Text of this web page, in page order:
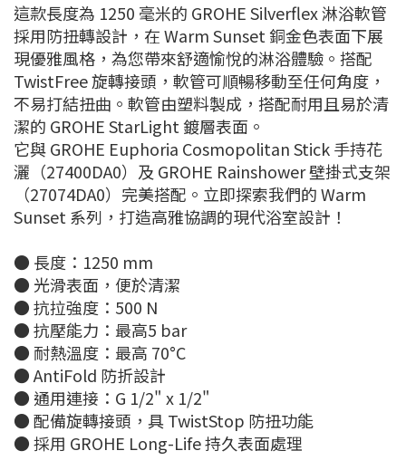
這款長度為 1250 毫米的 GROHE Silverflex 淋浴軟管
採用防扭轉設計，在 Warm Sunset 銅金色表面下展
現優雅風格，為您帶來舒適愉悅的淋浴體驗。搭配
TwistFree 旋轉接頭，軟管可順暢移動至任何角度，
不易打結扭曲。軟管由塑料製成，搭配耐用且易於清
潔的 GROHE StarLight 鍍層表面。
它與 GROHE Euphoria Cosmopolitan Stick 手持花
灑（27400DA0）及 GROHE Rainshower 壁掛式支架
（27074DA0）完美搭配。立即探索我們的 Warm
Sunset 系列，打造高雅協調的現代浴室設計！
● 長度：1250 mm
● 光滑表面，便於清潔
● 抗拉強度：500 N
● 抗壓能力：最高5 bar
● 耐熱溫度：最高 70°C
● AntiFold 防折設計
● 通用連接：G 1/2" x 1/2"
● 配備旋轉接頭，具 TwistStop 防扭功能
● 採用 GROHE Long-Life 持久表面處理